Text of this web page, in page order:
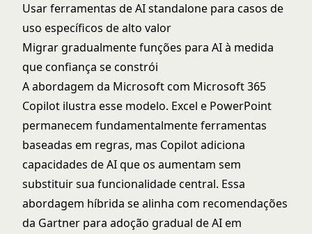
Usar ferramentas de AI standalone para casos de
uso específicos de alto valor
Migrar gradualmente funções para AI à medida
que confiança se constrói
A abordagem da Microsoft com Microsoft 365
Copilot ilustra esse modelo. Excel e PowerPoint
permanecem fundamentalmente ferramentas
baseadas em regras, mas Copilot adiciona
capacidades de AI que os aumentam sem
substituir sua funcionalidade central. Essa
abordagem híbrida se alinha com recomendações
da Gartner para adoção gradual de AI em